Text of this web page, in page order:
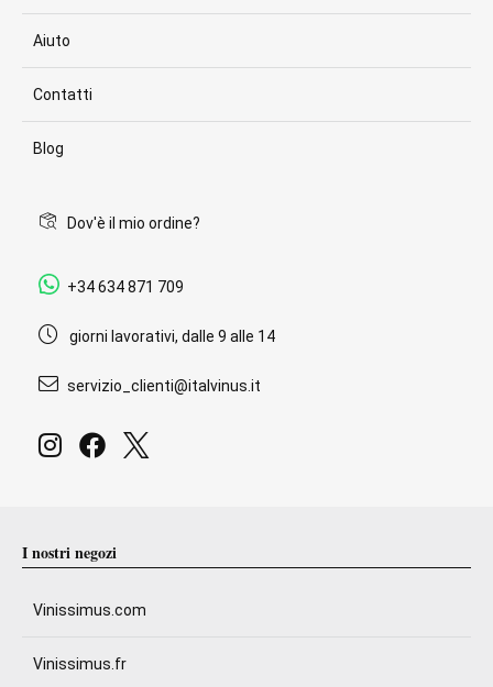
Aiuto
Contatti
Blog
Dov'è il mio ordine?
+34 634 871 709
giorni lavorativi, dalle 9 alle 14
servizio_clienti@italvinus.it
I nostri negozi
Vinissimus.com
Vinissimus.fr